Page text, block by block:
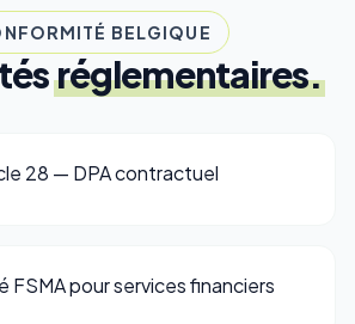
BELGIQUE
réglementaires.
28 — DPA contractuel
FSMA pour services financiers